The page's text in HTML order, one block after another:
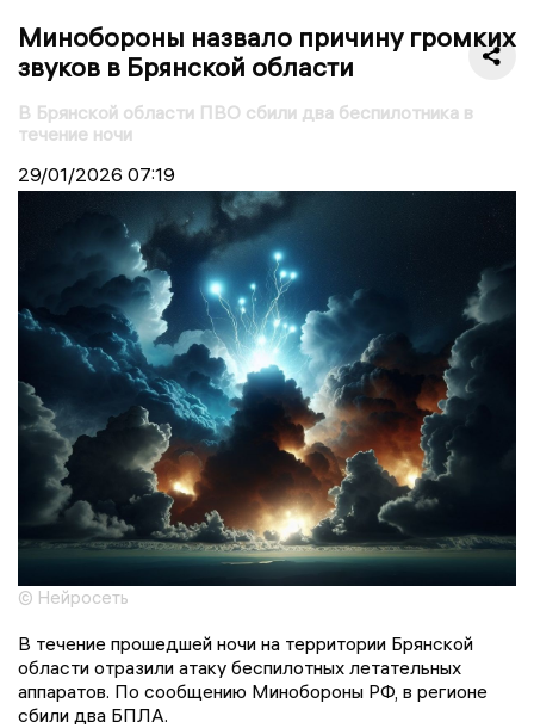
Минобороны назвало причину громких
звуков в Брянской области
В Брянской области ПВО сбили два беспилотника в
течение ночи
29/01/2026 07:19
© Нейросеть
В течение прошедшей ночи на территории Брянской
области отразили атаку беспилотных летательных
аппаратов. По сообщению Минобороны РФ, в регионе
сбили два БПЛА.